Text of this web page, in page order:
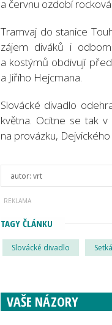
a červnu ozdobí
Tramvaj do stanice
zájem diváků i
a kostýmů obdivují
a Jiřího Hejcmana.
Slovácké divadlo
května. Ocitne se tak
na provázku,
autor: vrt
TAGY ČLÁNKU
Slovácké divadlo
VAŠE NÁZORY